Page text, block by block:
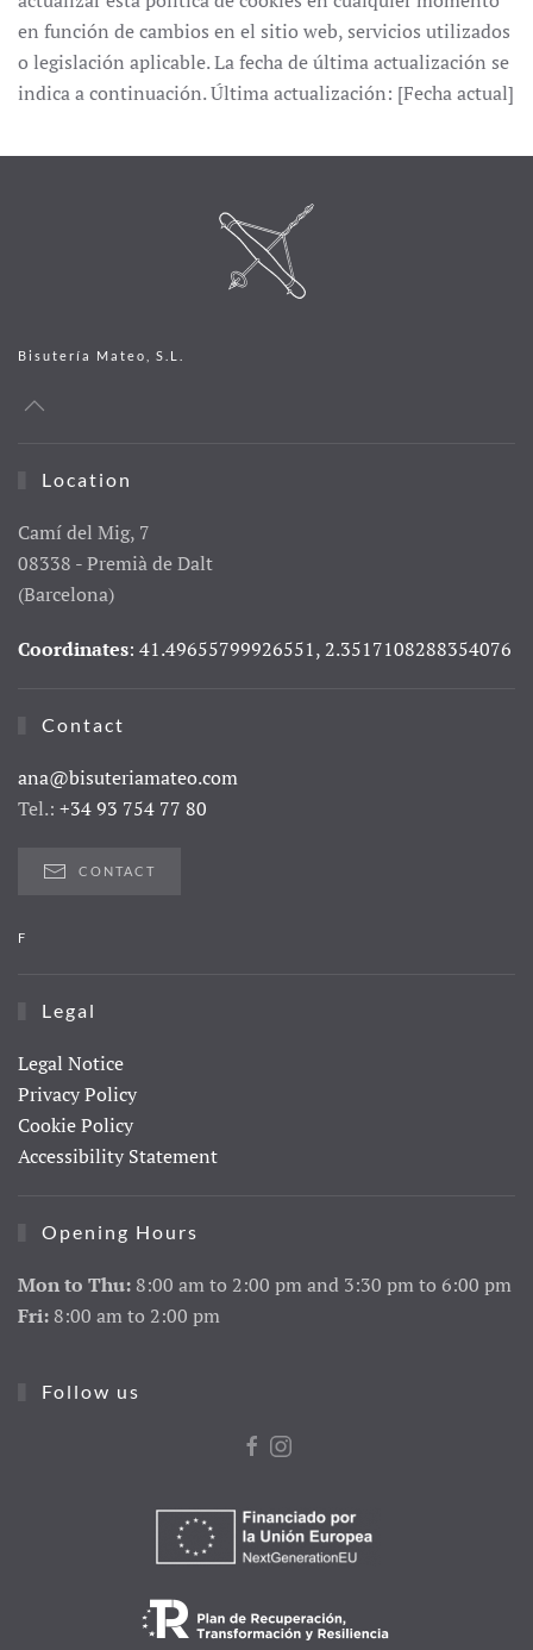
en función de cambios en el sitio web, servicios utilizados
o legislación aplicable. La fecha de última actualización se
indica a continuación. Última actualización: [Fecha actual]
Bisutería Mateo, S.L.
Location
Camí del Mig, 7
08338 - Premià de Dalt
(Barcelona)
Coordinates: 41.49655799926551, 2.3517108288354076
Contact
ana@bisuteriamateo.com
Tel.: +34 93 754 77 80
CONTACT
F
Legal
Legal Notice
Privacy Policy
Cookie Policy
Accessibility Statement
Opening Hours
Mon to Thu: 8:00 am to 2:00 pm and 3:30 pm to 6:00 pm
Fri: 8:00 am to 2:00 pm
Follow us